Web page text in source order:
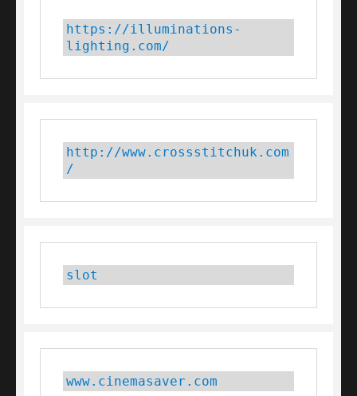
https://illuminations-
lighting.com/
http://www.crossstitchuk.com
/
slot
www.cinemasaver.com